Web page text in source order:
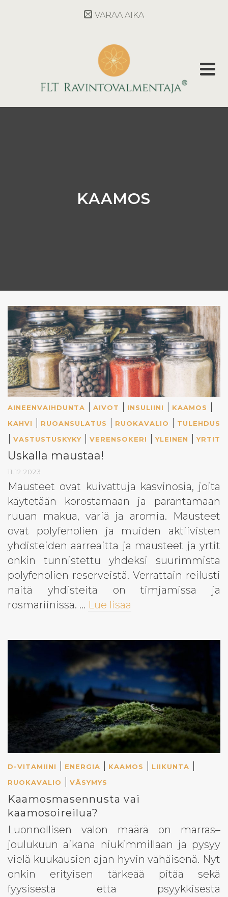
VARAA AIKA
KAAMOS
AINEENVAIHDUNTA | AIVOT | INSULIINI | KAAMOS |
KAHVI | RUOANSULATUS | RUOKAVALIO | TULEHDUS
| VASTUSTUSKYKY | VERENSOKERI |YLEINEN |YRTIT
Uskalla maustaa!
11.12.2023
Mausteet ovat kuivattuja kasvinosia, joita
käytetään korostamaan ja parantamaan
ruuan makua, väriä ja aromia. Mausteet
ovat polyfenolien ja muiden aktiivisten
yhdisteiden aarreaitta ja mausteet ja yrtit
onkin tunnistettu yhdeksi suurimmista
polyfenolien reserveistä. Verrattain reilusti
näitä yhdisteitä on timjamissa ja
rosmariinissa. … Lue lisää
D-VITAMIINI | ENERGIA | KAAMOS | LIIKUNTA |
RUOKAVALIO | VÄSYMYS
Kaamosmasennusta vai
kaamosoireilua?
Luonnollisen valon määrä on marras–
joulukuun aikana niukimmillaan ja pysyy
vielä kuukausien ajan hyvin vähäisenä. Nyt
onkin erityisen tärkeää pitää sekä
fyysisestä että psyykkisestä